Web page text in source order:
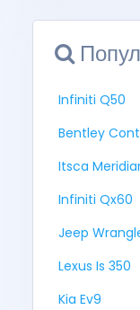
Infiniti Q50
Bentley
Itsca
Infiniti Qx60
Jeep
Lexus Is 350
Kia Ev9